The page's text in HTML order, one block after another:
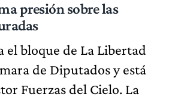
presión sobre las
el bloque de La Libertad
de Diputados y está
Fuerzas del Cielo. La